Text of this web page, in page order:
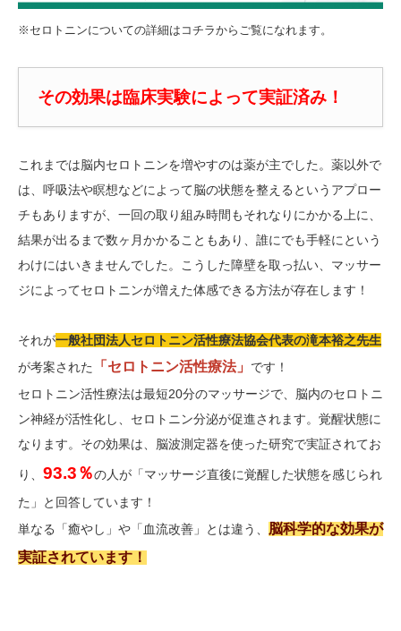
※セロトニンについての詳細はコチラからご覧になれます。
その効果は臨床実験によって実証済み！
これまでは脳内セロトニンを増やすのは薬が主でした。薬以外で
は、呼吸法や瞑想などによって脳の状態を整えるというアプロー
チもありますが、一回の取り組み時間もそれなりにかかる上に、
結果が出るまで数ヶ月かかることもあり、誰にでも手軽にという
わけにはいきませんでした。こうした障壁を取っ払い、マッサー
ジによってセロトニンが増えた体感できる方法が存在します！
それが一般社団法人セロトニン活性療法協会代表の滝本裕之先生
が考案された
「セロトニン活性療法」 です！
セロトニン活性療法は最短20分のマッサージで、脳内のセロトニ
ン神経が活性化し、セロトニン分泌が促進されます。覚醒状態に
なります。その効果は、脳波測定器を使った研究で実証されてお
り、 93.3％の人が「マッサージ直後に覚醒した状態を感じられ
た」と回答しています！
単なる「癒やし」や「血流改善」とは違う、 脳科学的な効果が
実証されています！